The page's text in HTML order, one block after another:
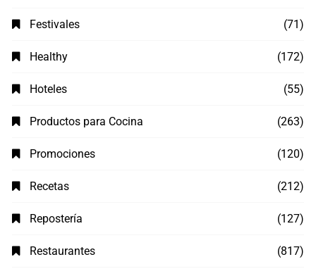
Festivales (71)
Healthy (172)
Hoteles (55)
Productos para Cocina (263)
Promociones (120)
Recetas (212)
Repostería (127)
Restaurantes (817)